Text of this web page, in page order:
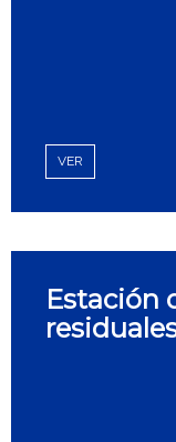
VER
Estación